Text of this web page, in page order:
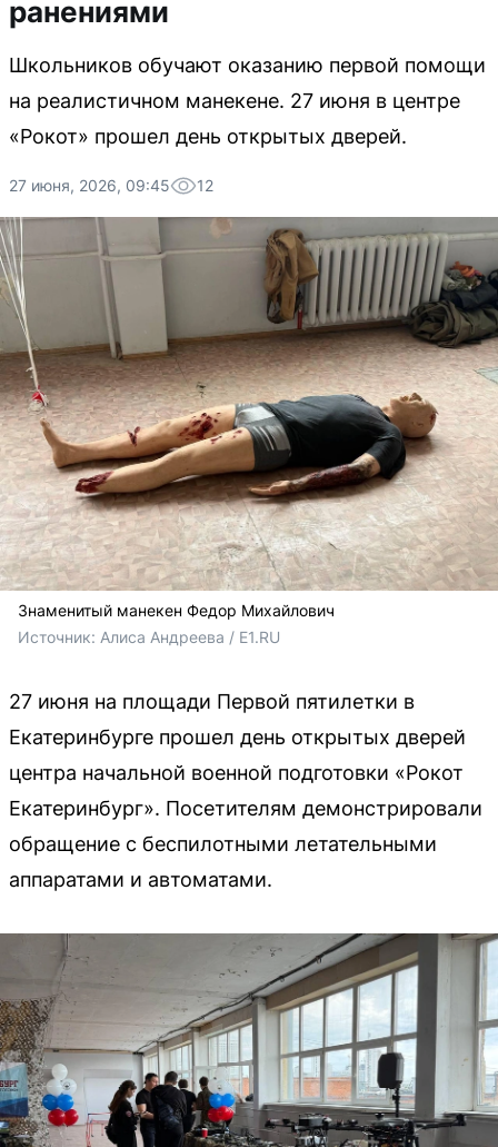
ранениями
Школьников обучают оказанию первой помощи
на реалистичном манекене. 27 июня в центре
«Рокот» прошел день открытых дверей.
27 июня, 2026, 09:45 12
Знаменитый манекен Федор Михайлович
Источник: Алиса Андреева / E1.RU
27 июня на площади Первой пятилетки в
Екатеринбурге прошел день открытых дверей
центра начальной военной подготовки «Рокот
Екатеринбург». Посетителям демонстрировали
обращение с беспилотными летательными
аппаратами и автоматами.